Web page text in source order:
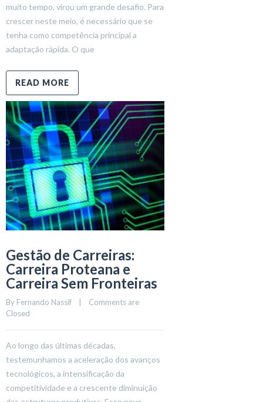
muito tempo, virou um grande desafio. Para
crescer neste meio, é necessário que se
tenha como competência principal a
adaptação rápida. O que
READ MORE
Gestão de Carreiras:
Carreira Proteana e
Carreira Sem Fronteiras
By Fernando Nassif
Comments are
Closed
Ao longo das últimas décadas,
testemunhamos a aceleração dos avanços
tecnológicos, a intensificação da
competitividade e a crescente diminuição